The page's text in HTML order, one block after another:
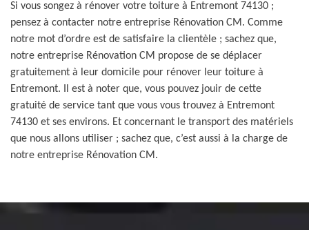
Si vous songez à rénover votre toiture à Entremont 74130 ;
pensez à contacter notre entreprise Rénovation CM. Comme
notre mot d’ordre est de satisfaire la clientèle ; sachez que,
notre entreprise Rénovation CM propose de se déplacer
gratuitement à leur domicile pour rénover leur toiture à
Entremont. Il est à noter que, vous pouvez jouir de cette
gratuité de service tant que vous vous trouvez à Entremont
74130 et ses environs. Et concernant le transport des matériels
que nous allons utiliser ; sachez que, c’est aussi à la charge de
notre entreprise Rénovation CM.